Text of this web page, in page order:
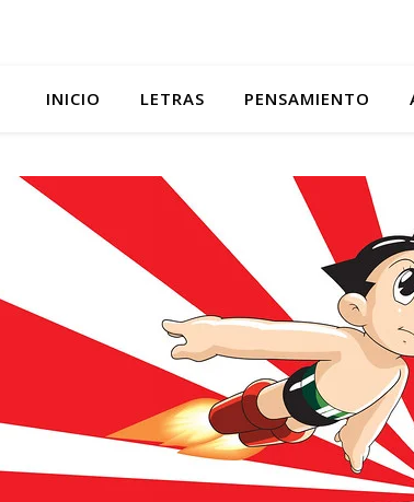
INICIO LETRAS PENSAMIENTO